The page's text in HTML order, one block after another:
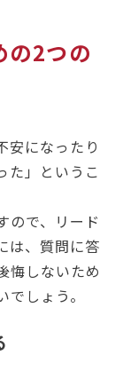
の2つの
安になったり
た」というこ
ので、リード
は、質問に答
悔しないため
しょう。